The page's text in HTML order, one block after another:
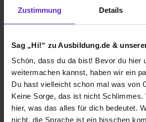
Zustimmung Details
Sag „Hi!“ zu Ausbildung.de &
Schön, dass du da bist! Bevor du hier
weitermachen kannst, haben wir ein
Du hast vielleicht schon mal was von
Keine Sorge, das ist nicht Schlimmes.
hier, was das alles für dich bedeutet.
nicht, die Sprache ist ein bisschen
bei Stadt Hilden
01.09.2027
1 freier Platz